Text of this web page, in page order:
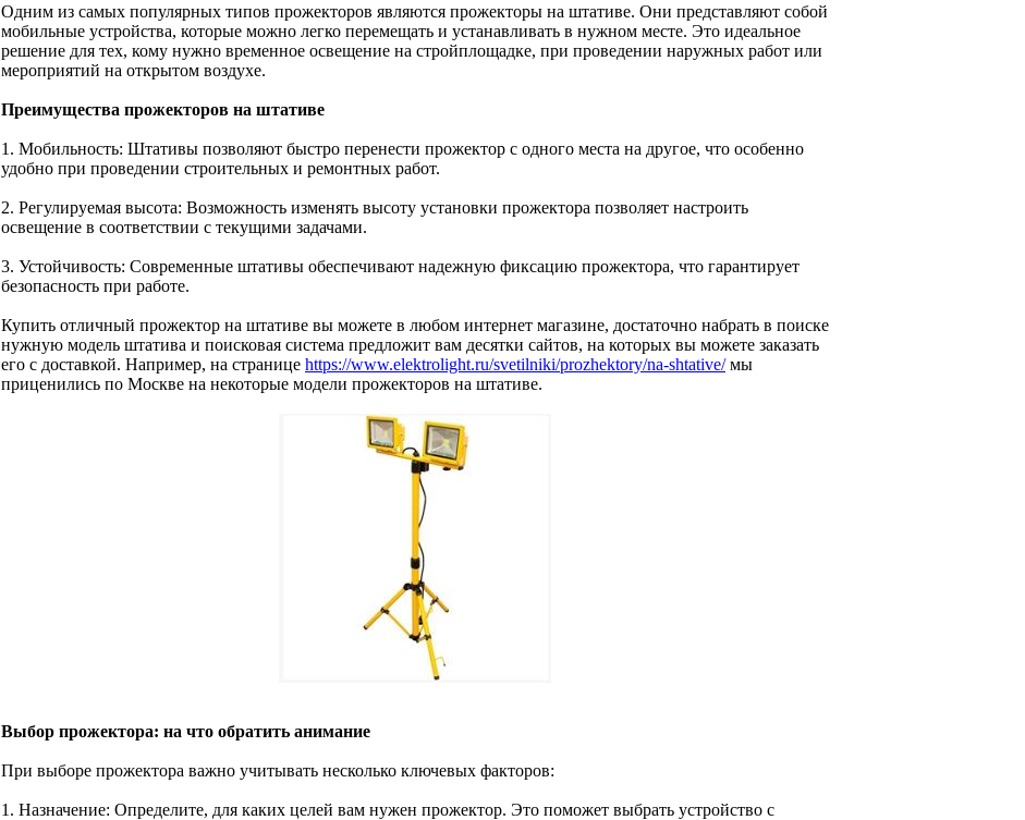
Одним из самых популярных типов прожекторов являются прожекторы на штативе. Они представляют собой
мобильные устройства, которые можно легко перемещать и устанавливать в нужном месте. Это идеальное
решение для тех, кому нужно временное освещение на стройплощадке, при проведении наружных работ или
мероприятий на открытом воздухе.
Преимущества прожекторов на штативе
1. Мобильность: Штативы позволяют быстро перенести прожектор с одного места на другое, что особенно
удобно при проведении строительных и ремонтных работ.
2. Регулируемая высота: Возможность изменять высоту установки прожектора позволяет настроить
освещение в соответствии с текущими задачами.
3. Устойчивость: Современные штативы обеспечивают надежную фиксацию прожектора, что гарантирует
безопасность при работе.
Купить отличный прожектор на штативе вы можете в любом интернет магазине, достаточно набрать в поиске
нужную модель штатива и поисковая система предложит вам десятки сайтов, на которых вы можете заказать
его с доставкой. Например, на странице https://www.elektrolight.ru/svetilniki/prozhektory/na-shtative/мы
приценились по Москве на некоторые модели прожекторов на штативе.
Выбор прожектора: на что обратить анимание
При выборе прожектора важно учитывать несколько ключевых факторов:
1. Назначение: Определите, для каких целей вам нужен прожектор. Это поможет выбрать устройство с